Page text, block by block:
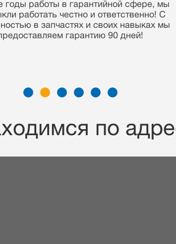
отремонтировали более 70000
Многолетний опыт работы и
знания дают нам преимущество
Ваше устройство
по